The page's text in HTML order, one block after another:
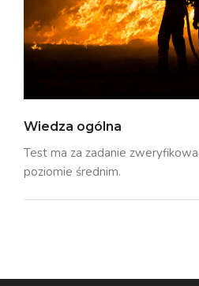
Wiedza ogólna
Test ma za zadanie
poziomie średnim.